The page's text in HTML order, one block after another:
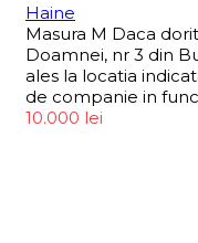
Haine
Masura M Daca
Doamnei, nr 3 din
ales la locatia
de companie in
10.000 lei